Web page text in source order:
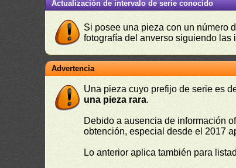
Actualización de intervalo de serie conocido
Si posee una pieza con un número
fotografía del anverso siguiendo
Advertencia
Una pieza cuyo prefijo de serie es
una pieza rara.
Debido a ausencia de información
obtención, especial desde el 2017
Lo anterior aplica también para